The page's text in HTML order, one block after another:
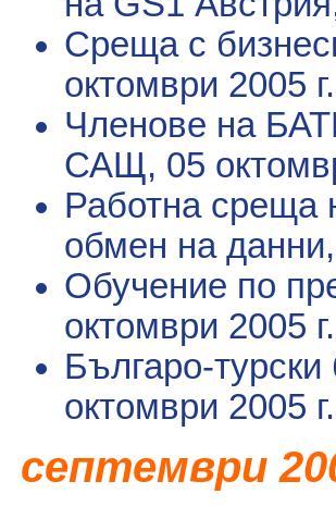
Среща с
октомври 2005 г.
Членове на
САЩ, 05
Работна среща
обмен на данни
Обучение по
октомври 2005 г.
Българо-
октомври 2005 г.
септември